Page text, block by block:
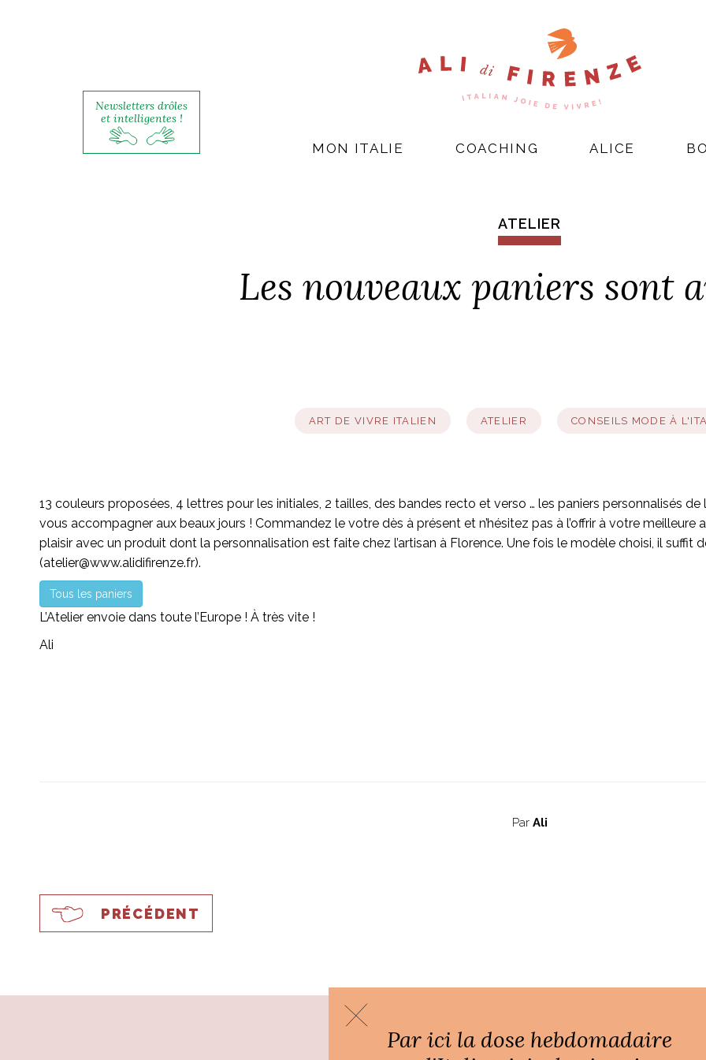
Newsletters drôles
et intelligentes !
MON ITALIE COACHING ALICE
ATELIER
Les nouveaux paniers sont
ART DE VIVRE ITALIEN ATELIER CONSEILS MODE À
13 couleurs proposées, 4 lettres pour les initiales, 2 tailles, des bandes recto et verso … les paniers personnalisés
vous accompagner aux beaux jours ! Commandez le votre dès à présent et n’hésitez pas à l’offrir à votre meilleure
plaisir avec un produit dont la personnalisation est faite chez l’artisan à Florence. Une fois le modèle choisi, il suffit
(atelier@www.alidifirenze.fr).
Tous les paniers
L’Atelier envoie dans toute l’Europe ! À très vite !
Ali
Par Ali
PRÉCÉDENT
Par ici la dose hebdomadaire